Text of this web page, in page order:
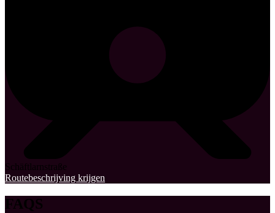
Schäftlarnstraße
Routebeschrijving krijgen
FAQS